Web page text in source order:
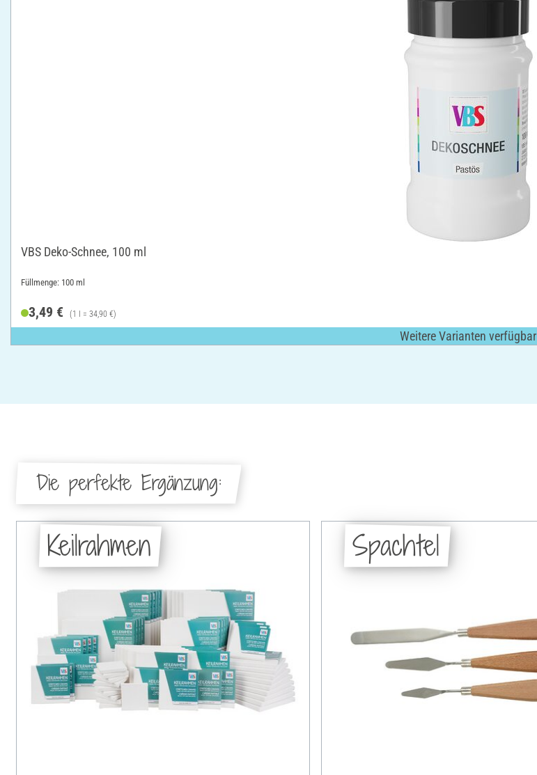
VBS Deko-Schnee, 100 ml
Füllmenge: 100 ml
3,49 € (1 l = 34,90 €)
Weitere Varianten verfügbar
Die perfekte Ergänzung:
Keilrahmen Spachtel